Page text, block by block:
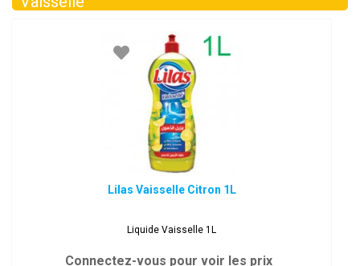
Lilas Vaisselle Citron 1L
Liquide Vaisselle 1L
Connectez-vous pour voir les prix